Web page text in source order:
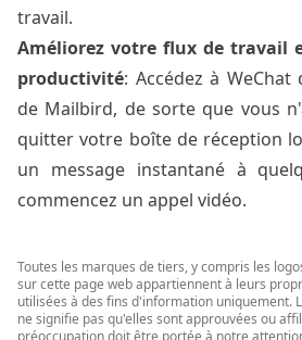
travail.
Améliorez votre flux de travail
productivité: Accédez à
de Mailbird, de sorte que vous
quitter votre boîte de réception
un message instantané à
commencez un appel vidéo.
Toutes les marques de tiers, y compris les
sur cette page web appartiennent à leurs
utilisées à des fins d'information uniquement.
ne signifie pas qu'elles sont approuvées ou
préoccupation doit être portée à notre